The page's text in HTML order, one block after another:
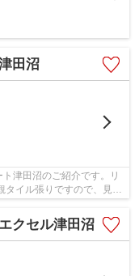
田沼
津田沼のご紹介です。リ
タイル張りですので、見た
クセル津田沼